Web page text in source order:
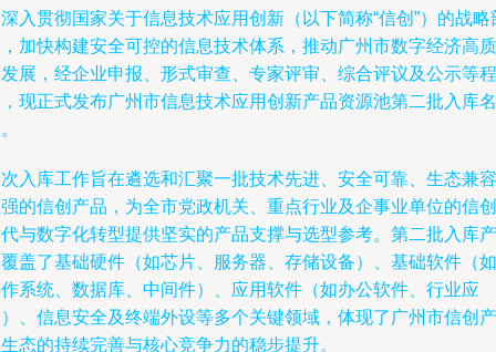
入贯彻国家关于信息技术应用创新（以下简称“信创”）的战略
加快构建安全可控的信息技术体系，推动广州市数字经济高质
展，经企业申报、形式审查、专家评审、综合评议及公示等程
现正式发布广州市信息技术应用创新产品资源池第二批入库名
入库工作旨在遴选和汇聚一批技术先进、安全可靠、生态兼容
的信创产品，为全市党政机关、重点行业及企事业单位的信创
与数字化转型提供坚实的产品支撑与选型参考。第二批入库产
盖了基础硬件（如芯片、服务器、存储设备）、基础软件（如
系统、数据库、中间件）、应用软件（如办公软件、行业应
、信息安全及终端外设等多个关键领域，体现了广州市信创产
态的持续完善与核心竞争力的稳步提升。